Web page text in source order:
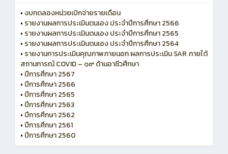
•งบทดลองหน่วยเบิกจ่ายรายเดือน
• รายงานผลการประเมินตนเอง ประจำปีการศึกษา 2566
• รายงานผลการประเมินตนเอง ประจำปีการศึกษา 2565
• รายงานผลการประเมินตนเอง ประจำปีการศึกษา 2564
• รายงานการประเมินคุณภาพภายนอก ผลการประเมิน SAR ภายใต้
สถานการณ์ COVID – ๑๙ ด้านอาชีวศึกษา
• ปีการศึกษา 2567
• ปีการศึกษา 2566
• ปีการศึกษา 2565
• ปีการศึกษา 2563
• ปีการศึกษา 2562
• ปีการศึกษา 2561
• ปีการศึกษา 2560